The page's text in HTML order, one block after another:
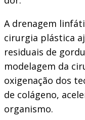
A drenagem
cirurgia plástica
residuais de
modelagem da
oxigenação dos
de colágeno,
organismo.